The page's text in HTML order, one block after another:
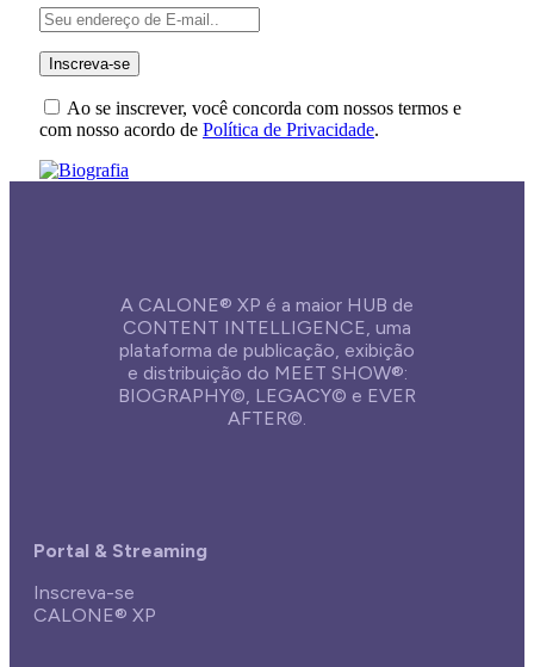
Ao se inscrever, você concorda com nossos termos e
com nosso acordo de Política de Privacidade.
A CALONE® XP é a maior HUB de
CONTENT INTELLIGENCE, uma
plataforma de publicação, exibição
e distribuição do MEET SHOW®:
BIOGRAPHY©, LEGACY© e EVER
AFTER©.
Portal & Streaming
Inscreva-se
CALONE® XP